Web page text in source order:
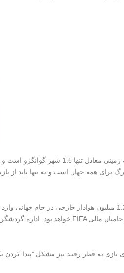
کشور میزبان این جام جهانی ، قطر ، دارای
بزرگ برای همه جهان است و نه تنها باید از